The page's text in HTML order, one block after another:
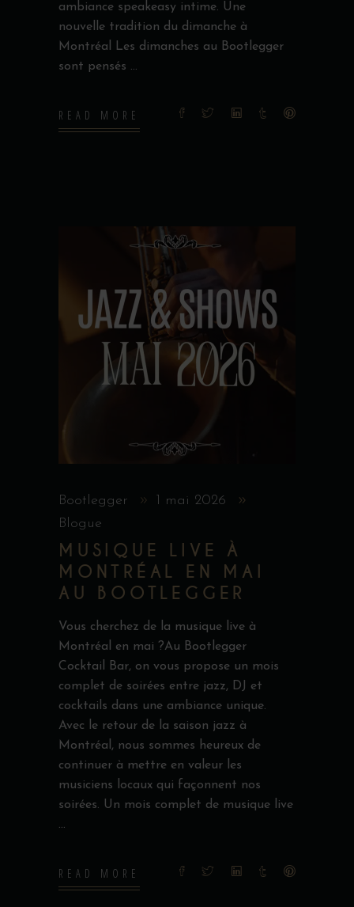
ambiance speakeasy intime. Une
nouvelle tradition du dimanche à
Montréal Les dimanches au Bootlegger
sont pensés
READ MORE
Bootlegger
1 mai 2026
Blogue
MUSIQUE LIVE À
MONTRÉAL EN MAI
AU BOOTLEGGER
Vous cherchez de la musique live à
Montréal en mai ?Au Bootlegger
Cocktail Bar, on vous propose un mois
complet de soirées entre jazz, DJ et
cocktails dans une ambiance unique.
Avec le retour de la saison jazz à
Montréal, nous sommes heureux de
continuer à mettre en valeur les
musiciens locaux qui façonnent nos
soirées. Un mois complet de musique live
READ MORE